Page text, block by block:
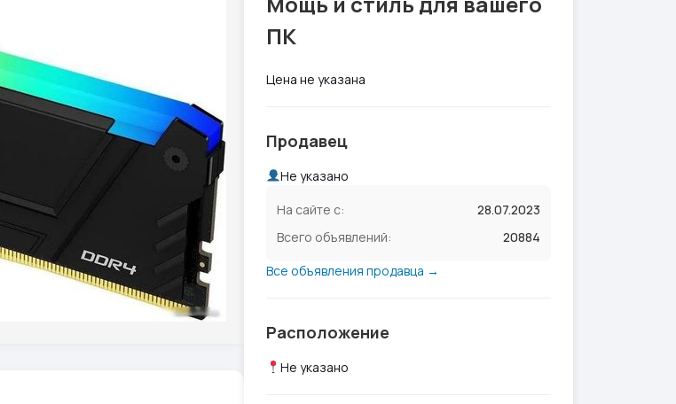
ПК
Цена не указана
Продавец
Не указано
На сайте с:
28.07.2023
Всего объявлений:
20884
Все объявления продавца →
Расположение
Не указано